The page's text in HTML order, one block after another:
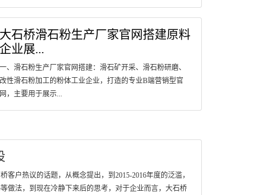
大石桥滑石粉生产厂家官网搭建原料
企业展...
一、滑石粉生产厂家官网搭建：滑石矿开采、滑石粉研磨、
改性滑石粉加工的粉体工业企业，打造的专业B端营销型官
网，主要用于展示...
客户热议的话题，从概念提出，到2015-2016年度的泛滥，
做法，到现在冷静下来后的思考，对于企业而言，大石桥